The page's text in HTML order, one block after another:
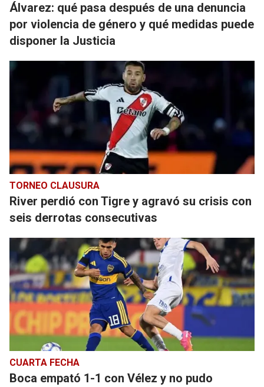
Álvarez: qué pasa después de una denuncia
por violencia de género y qué medidas puede
disponer la Justicia
TORNEO CLAUSURA
River perdió con Tigre y agravó su crisis con
seis derrotas consecutivas
CUARTA FECHA
Boca empató 1-1 con Vélez y no pudo